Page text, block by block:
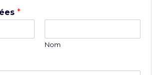
*
Nom